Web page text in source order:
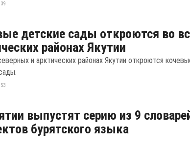
детские сады откроются во
районах Якутии
и арктических районах Якутии откроются
выпустят серию из 9
бурятского языка